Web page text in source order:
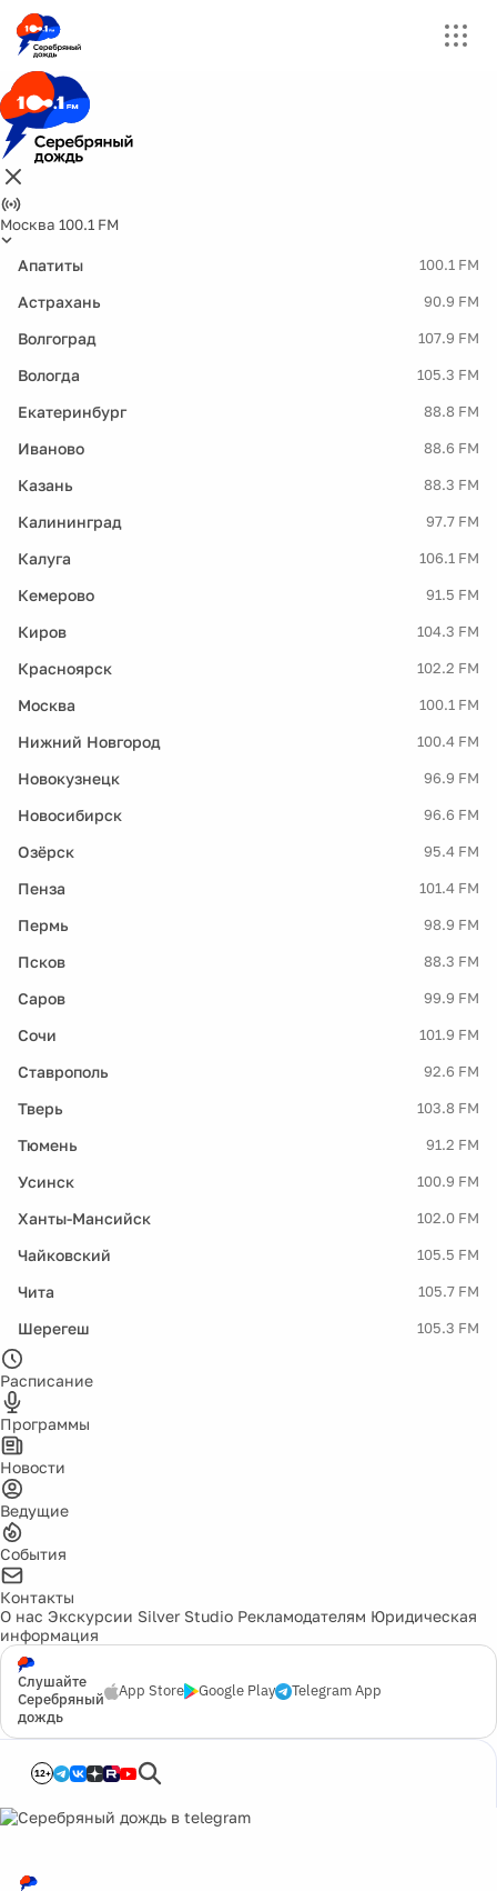
Москва 100.1 FM
Апатиты 100.1 FM
Астрахань 90.9 FM
Волгоград 107.9 FM
Вологда 105.3 FM
Екатеринбург 88.8 FM
Иваново 88.6 FM
Казань 88.3 FM
Калининград 97.7 FM
Калуга 106.1 FM
Кемерово 91.5 FM
Киров 104.3 FM
Красноярск 102.2 FM
Москва 100.1 FM
Нижний Новгород 100.4 FM
Новокузнецк 96.9 FM
Новосибирск 96.6 FM
Озёрск 95.4 FM
Пенза 101.4 FM
Пермь 98.9 FM
Псков 88.3 FM
Саров 99.9 FM
Сочи 101.9 FM
Ставрополь 92.6 FM
Тверь 103.8 FM
Тюмень 91.2 FM
Усинск 100.9 FM
Ханты-Мансийск 102.0 FM
Чайковский 105.5 FM
Чита 105.7 FM
Шерегеш 105.3 FM
Расписание
Программы
Новости
Ведущие
События
Контакты
О нас Экскурсии Silver Studio Рекламодателям Юридическая
информация
Слушайте
Серебряный
дождь
App Store Google Play Telegram App
12+